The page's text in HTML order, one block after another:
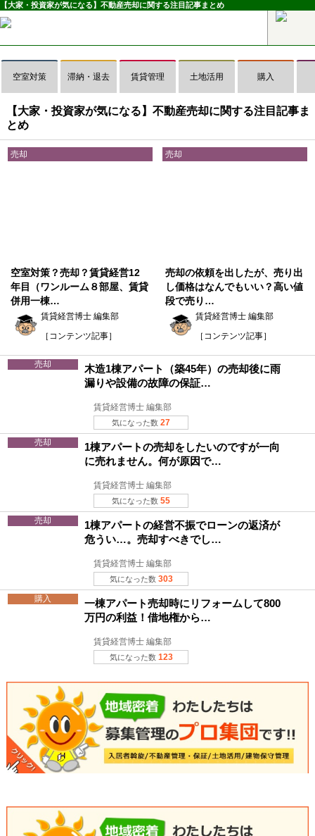
【大家・投資家が気になる】不動産売却に関する注目記事まとめ
空室対策 滞納・退去 賃貸管理 土地活用 購入
【大家・投資家が気になる】不動産売却に関する注目記事ま
とめ
売却
空室対策？売却？賃貸経営12
年目（ワンルーム８部屋、賃貸
併用一棟…
賃貸経営博士 編集部
［コンテンツ記事］
売却
売却の依頼を出したが、売り出
し価格はなんでもいい？高い値
段で売り…
賃貸経営博士 編集部
［コンテンツ記事］
売却
木造1棟アパート（築45年）の売却後に雨
漏りや設備の故障の保証…
気になった数27
賃貸経営博士 編集部
売却
1棟アパートの売却をしたいのですが一向
に売れません。何が原因で…
気になった数55
賃貸経営博士 編集部
売却
1棟アパートの経営不振でローンの返済が
危うい…。売却すべきでし…
気になった数 303
賃貸経営博士 編集部
購入
一棟アパート売却時にリフォームして800
万円の利益！借地権から…
気になった数 123
賃貸経営博士 編集部